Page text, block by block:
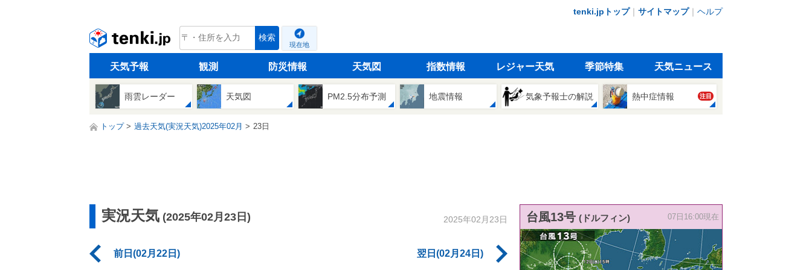
tenki.jpトップ｜ サイトマップ｜ ヘルプ
tenki.jp 検索
現在地
天気予報 観測 防災情報 天気図 指数情報 レジャー天気 季節特集 天気ニュース
雨雲レーダー 天気図 PM2.5分布予測 地震情報 気象予報士の解説 熱中症情報 注目
トップ 過去天気(実況天気)2025年02月 23日
実況天気 (2025年02月23日) 2025年02月23日
前日(02月22日) 翌日(02月24日)
台風13号 (ドルフィン) 07日16:00現在